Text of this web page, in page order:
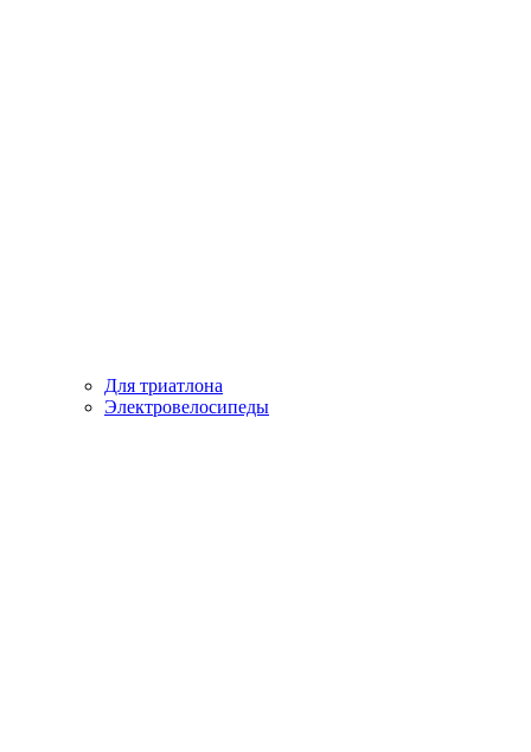
Для триатлона
Электровелосипеды